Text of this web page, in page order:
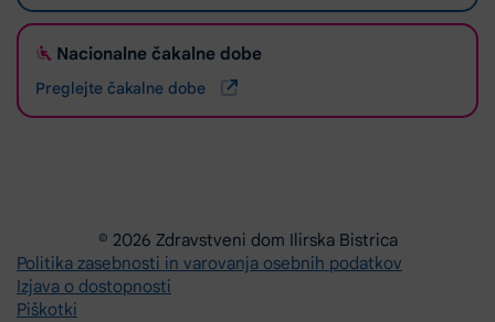
Nacionalne čakalne dobe
Preglejte čakalne dobe
© 2026 Zdravstveni dom Ilirska Bistrica
Politika zasebnosti in varovanja osebnih podatkov
Izjava o dostopnosti
Piškotki